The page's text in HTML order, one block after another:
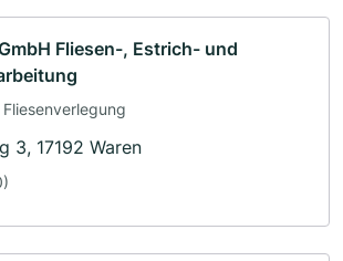
Fliesen-, Estrich- und
3, 17192 Waren